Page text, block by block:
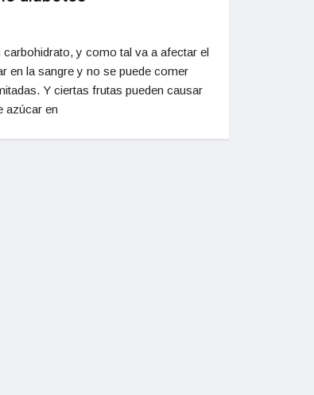
carbohidrato, y como tal va a afectar el
en la sangre y no se puede comer
Y ciertas frutas pueden causar
azúcar en